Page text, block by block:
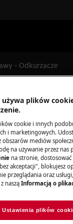
- Odkurzacze
dla
używa plików
cookie i innych
i marketingowych.
mediów
na używanie przez
na stronie, dostosować
akceptacji", blokujesz
przeglądania oraz
nasząInformacją o
Ustawienia plików